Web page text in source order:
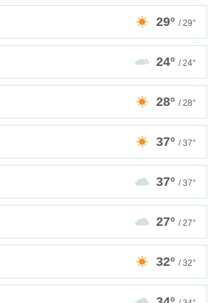
29° / 29°
24° / 24°
28° / 28°
37° / 37°
37° / 37°
27° / 27°
32° / 32°